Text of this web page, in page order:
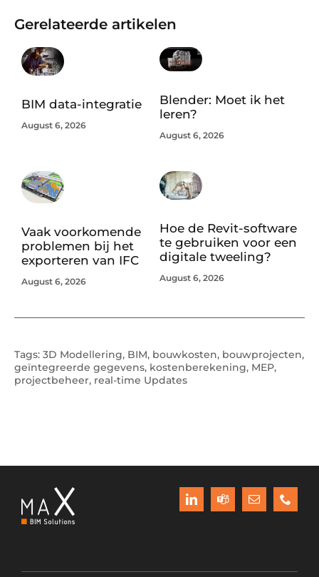
Gerelateerde artikelen
BIM data-integratie
August 6, 2026
Blender: Moet ik het
leren?
August 6, 2026
Vaak voorkomende
problemen bij het
exporteren van IFC
August 6, 2026
Hoe de Revit-software
te gebruiken voor een
digitale tweeling?
August 6, 2026
Tags: 3D Modellering, BIM, bouwkosten, bouwprojecten,
geïntegreerde gegevens, kostenberekening, MEP,
projectbeheer, real-time Updates